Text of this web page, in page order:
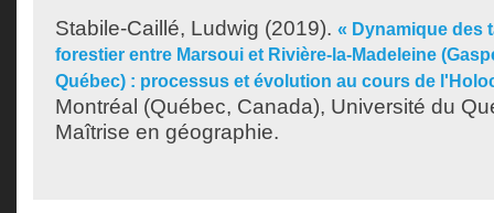
Stabile-Caillé, Ludwig (2019). « Dynamique des
forestier entre Marsoui et Rivière-la-Madeleine
Québec) : processus et évolution au cours de
Montréal (Québec, Canada), Université du
Maîtrise en géographie.